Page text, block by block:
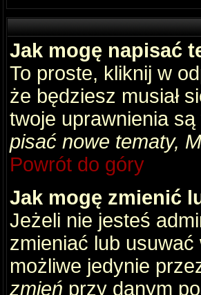
Jak mogę napisać
To proste, kliknij w
że będziesz musiał
twoje uprawnienia
pisać nowe tematy,
Powrót do góry
Jak mogę zmienić
Jeżeli nie jesteś
zmieniać lub usuwać
możliwe jedynie
zmień przy danym